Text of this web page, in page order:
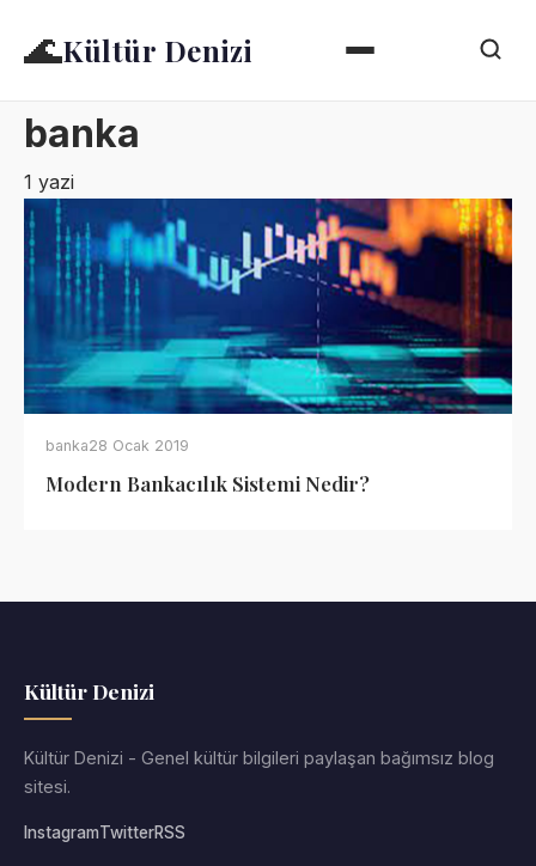
🌊Kültür Denizi
banka
1 yazi
banka28 Ocak 2019
Modern Bankacılık Sistemi Nedir?
Kültür Denizi
Kültür Denizi - Genel kültür bilgileri paylaşan bağımsız blog
sitesi.
InstagramTwitterRSS